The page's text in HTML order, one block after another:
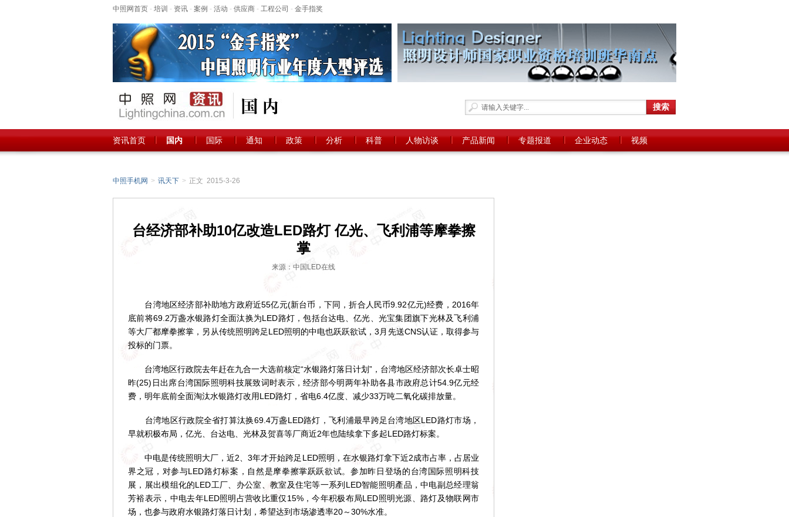
中照网首页 - 培训 - 资讯 - 案例 - 活动 - 供应商 - 工程公司 - 金手指奖
资讯首页 国内 国际 通知 政策 分析 科普 人物访谈 产品新闻 专题报道 企业动态 视频
中照手机网 > 讯天下 > 正文 2015-3-26
台经济部补助10亿改造LED路灯 亿光、飞利浦等摩拳擦
掌
来源：中国LED在线
台湾地区经济部补助地方政府近55亿元(新台币，下同，折合人民币9.92亿元)经费，2016年
底前将69.2万盏水银路灯全面汰换为LED路灯，包括台达电、亿光、光宝集团旗下光林及飞利浦
等大厂都摩拳擦掌，另从传统照明跨足LED照明的中电也跃跃欲试，3月先送CNS认证，取得参与
投标的门票。
台湾地区行政院去年赶在九合一大选前核定“水银路灯落日计划”，台湾地区经济部次长卓士昭
昨(25)日出席台湾国际照明科技展致词时表示，经济部今明两年补助各县市政府总计54.9亿元经
费，明年底前全面淘汰水银路灯改用LED路灯，省电6.4亿度、减少33万吨二氧化碳排放量。
台湾地区行政院全省打算汰换69.4万盏LED路灯，飞利浦最早跨足台湾地区LED路灯市场，
早就积极布局，亿光、台达电、光林及贺喜等厂商近2年也陆续拿下多起LED路灯标案。
中电是传统照明大厂，近2、3年才开始跨足LED照明，在水银路灯拿下近2成市占率，占居业
界之冠，对参与LED路灯标案，自然是摩拳擦掌跃跃欲试。参加昨日登场的台湾国际照明科技
展，展出模组化的LED工厂、办公室、教室及住宅等一系列LED智能照明產品，中电副总经理翁
芳裕表示，中电去年LED照明占营收比重仅15%，今年积极布局LED照明光源、路灯及物联网市
场，也参与政府水银路灯落日计划，希望达到市场渗透率20～30%水准。